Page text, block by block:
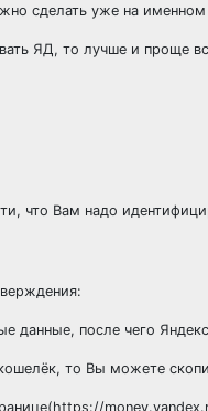
сделать уже на именном
ЯД, то лучше и проще
что Вам надо
данные, после чего
то Вы можете